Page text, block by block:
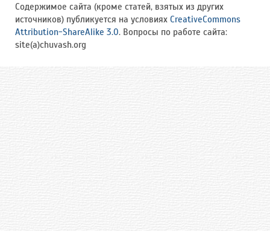
Содержимое сайта (кроме статей, взятых из других
источников) публикуется на условиях CreativeCommons
Attribution-ShareAlike 3.0. Вопросы по работе сайта:
site(a)chuvash.org